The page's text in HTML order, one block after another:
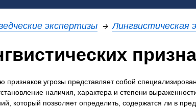
арбитражных судов
всех видов проводимых экспертиз
экспертиза
Генетическая
техническая экспертиза
Компьютерно-
Примеры
Частые вопросы
Законодательная база
экспертизы → Лингвистическая
признаков угрозы представляет собой
наличия, характера и степени
который позволяет определить, содержатся ли в